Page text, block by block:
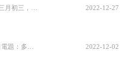
2022-12-27
2022-12-02